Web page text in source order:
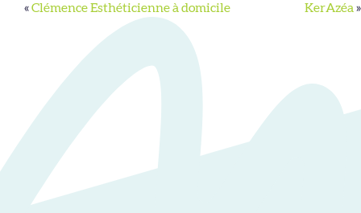
«Clémence Esthéticienne à domicile KerAzéa »